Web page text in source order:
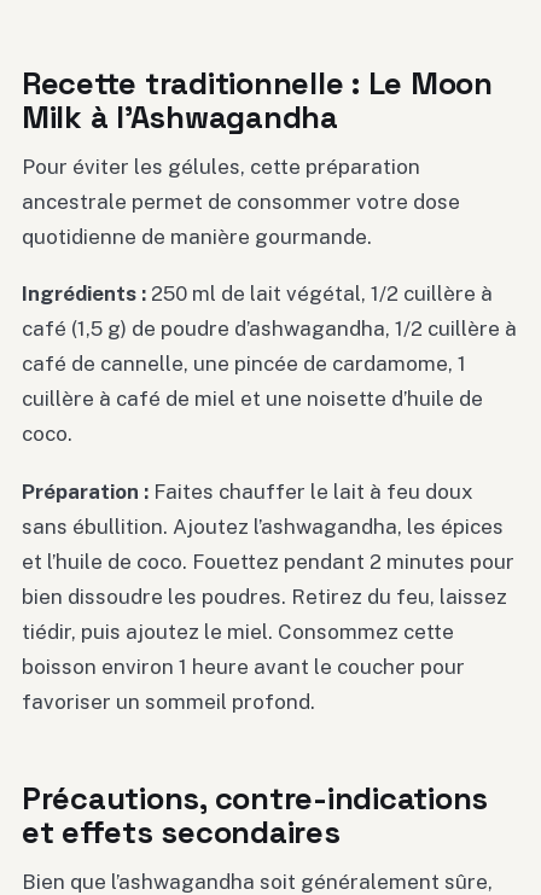
Recette traditionnelle : Le Moon
Milk à l’Ashwagandha
Pour éviter les gélules, cette préparation
ancestrale permet de consommer votre dose
quotidienne de manière gourmande.
Ingrédients : 250 ml de lait végétal, 1/2 cuillère à
café (1,5 g) de poudre d’ashwagandha, 1/2 cuillère à
café de cannelle, une pincée de cardamome, 1
cuillère à café de miel et une noisette d’huile de
coco.
Préparation : Faites chauffer le lait à feu doux
sans ébullition. Ajoutez l’ashwagandha, les épices
et l’huile de coco. Fouettez pendant 2 minutes pour
bien dissoudre les poudres. Retirez du feu, laissez
tiédir, puis ajoutez le miel. Consommez cette
boisson environ 1 heure avant le coucher pour
favoriser un sommeil profond.
Précautions, contre-indications
et effets secondaires
Bien que l’ashwagandha soit généralement sûre,